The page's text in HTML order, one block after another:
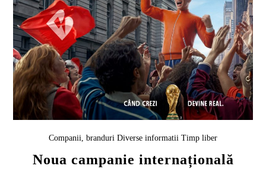
Companii, branduri Diverse informatii Timp liber
Noua campanie internațională